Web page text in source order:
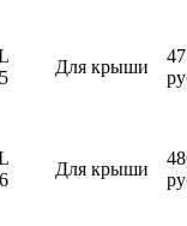
Для крыши
Для крыши